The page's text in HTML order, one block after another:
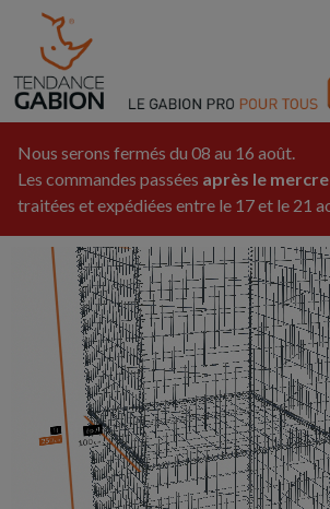
Nous serons fermés du 08 au 16 août.
Les commandes passées après le
traitées et expédiées entre le 17 et le 21